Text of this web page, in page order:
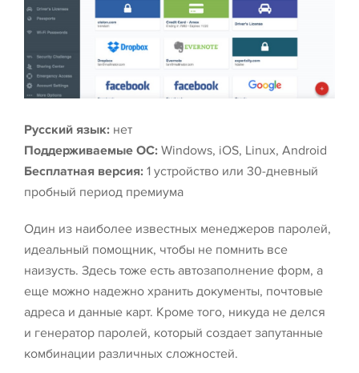
Русский язык: нет
Поддерживаемые ОС: Windows, iOS, Linux, Android
Бесплатная версия: 1 устройство или 30-дневный
пробный период премиума
Один из наиболее известных менеджеров паролей,
идеальный помощник, чтобы не помнить все
наизусть. Здесь тоже есть автозаполнение форм, а
еще можно надежно хранить документы, почтовые
адреса и данные карт. Кроме того, никуда не делся
и генератор паролей, который создает запутанные
комбинации различных сложностей.